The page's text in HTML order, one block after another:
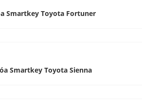
Smartkey Toyota Fortuner
Smartkey Toyota Sienna